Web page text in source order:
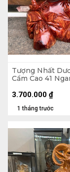
Tượng Nhất
Cẩm Cao 41
1 tháng trước
3.700.000 ₫